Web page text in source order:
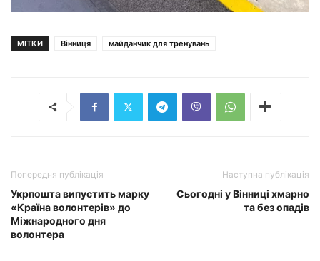
МІТКИ Вінниця майданчик для тренувань
Попередня публікація
Укрпошта випустить марку
«Країна волонтерів» до
Міжнародного дня
волонтера
Наступна публікація
Сьогодні у Вінниці хмарно
та без опадів